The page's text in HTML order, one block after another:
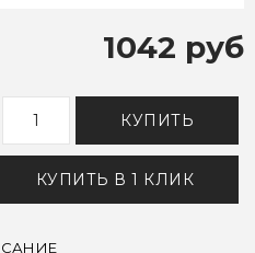
1042 руб
КУПИТЬ
КУПИТЬ В 1 КЛИК